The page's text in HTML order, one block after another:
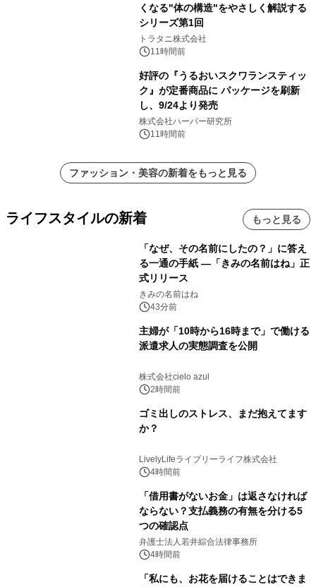
くなる"体の構造"をやさしく解説する
シリーズ第1回
トラタニ株式会社
11時間前
好評の『うるおいスクワランスティッ
ク』が定番商品に パッケージを刷新
し、9/24より発売
株式会社ハーバー研究所
11時間前
ファッション・美容の新着をもっと見る
ライフスタイルの新着 もっと見る
「なぜ、その名前にしたの？」に答え
る一通の手紙 ―「きみの名前はね」正
式リリース
きみの名前はね
43分前
主婦が「10時から16時まで」で働ける
派遣求人の実態調査を公開
株式会社cielo azul
2時間前
ゴミ出しのストレス、まだ抱えてます
か？
LivelyLifeライブリーライフ株式会社
4時間前
「借用書がないお金」は返さなければ
ならない？支払義務の有無を分ける5
つの確認点
弁護士法人若井綜合法律事務所
4時間前
「私にも、お花を届けることはできま